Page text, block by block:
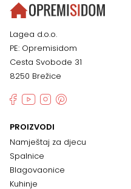
Lagea d.o.o.
PE: Opremisidom
Cesta Svobode 31
8250 Brežice
PROIZVODI
Namještaj za djecu
Spalnice
Blagovaonice
Kuhinje